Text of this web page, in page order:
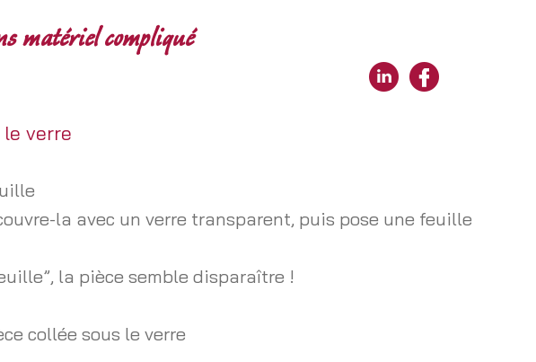
matériel compliqué
verre
la avec un verre transparent, puis pose une feuille
la pièce semble disparaître !
collée sous le verre